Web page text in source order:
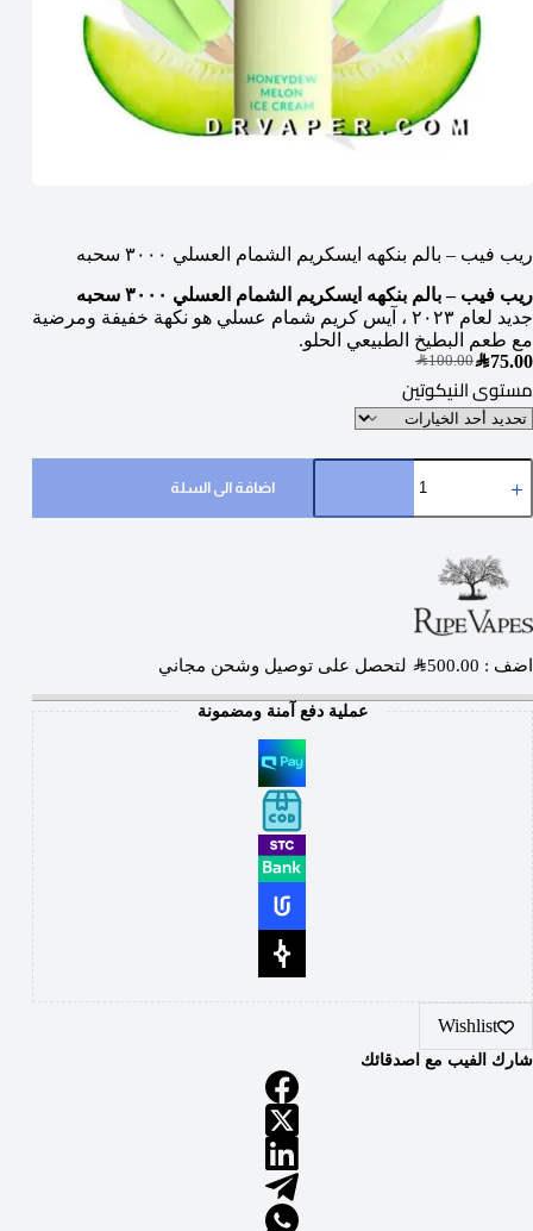
ريب فيب – بالم بنكهه ايسكريم الشمام العسلي ٣٠٠٠ سحبه
ريب فيب – بالم بنكهه ايسكريم الشمام العسلي ٣٠٠٠ سحبه
جديد لعام ٢٠٢٣ ، آيس كريم شمام عسلي هو نكهة خفيفة ومرضية
مع طعم البطيخ الطبيعي الحلو.
SAR100.00SAR75.00
مستوى النيكوتين
اضافة الى السلة
اضف : SAR500.00 لتحصل على توصيل وشحن مجاني
عملية دفع آمنة ومضمونة
Wishlist
شارك الفيب مع اصدقائك